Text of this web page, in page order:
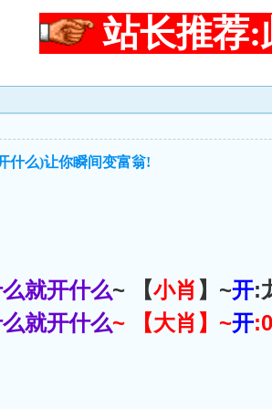
站长推荐:
什么)让你瞬间变富翁!
就开什么~ 【小肖 】~开:
就开什么~ 【大肖 】~开